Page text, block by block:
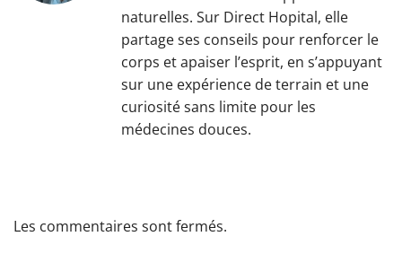
naturelles. Sur Direct Hopital, elle
partage ses conseils pour renforcer le
corps et apaiser l’esprit, en s’appuyant
sur une expérience de terrain et une
curiosité sans limite pour les
médecines douces.
Les commentaires sont fermés.